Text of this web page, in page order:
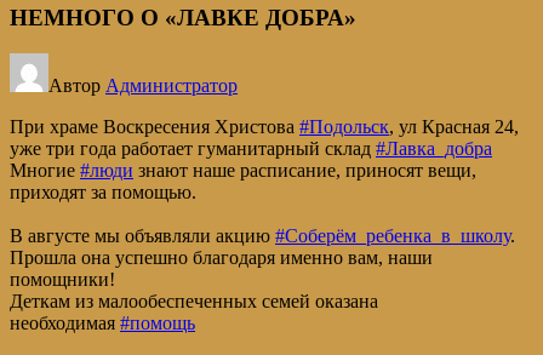
НЕМНОГО О «ЛАВКЕ ДОБРА»
Автор Администратор
При храме Воскресения Христова #Подольск, ул Красная 24,
уже три года работает гуманитарный склад #Лавка_добра
Многие #люди знают наше расписание, приносят вещи,
приходят за помощью.
В августе мы объявляли акцию #Соберём_ребенка_в_школу.
Прошла она успешно благодаря именно вам, наши
помощники!
Деткам из малообеспеченных семей оказана
необходимая #помощь